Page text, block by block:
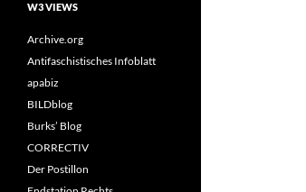
W3 VIEWS
Archive.org
Antifaschistisches Infoblatt
apabiz
BILDblog
Burks’ Blog
CORRECTIV
Der Postillon